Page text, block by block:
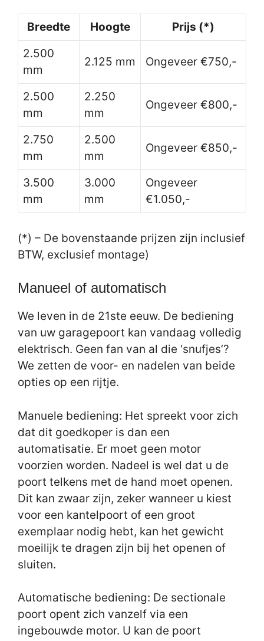
Breedte Hoogte
Prijs (*)
2.500
mm
2.125 mm Ongeveer €750,-
2.500
mm
2.250
mm
Ongeveer €800,-
2.750
mm
2.500
mm
Ongeveer €850,-
3.500
mm
3.000
mm
Ongeveer
€1.050,-
(*) – De bovenstaande prijzen zijn inclusief
BTW, exclusief montage)
Manueel of automatisch
We leven in de 21ste eeuw. De bediening
van uw garagepoort kan vandaag volledig
elektrisch. Geen fan van al die ‘snufjes’?
We zetten de voor- en nadelen van beide
opties op een rijtje.
Manuele bediening: Het spreekt voor zich
dat dit goedkoper is dan een
automatisatie. Er moet geen motor
voorzien worden. Nadeel is wel dat u de
poort telkens met de hand moet openen.
Dit kan zwaar zijn, zeker wanneer u kiest
voor een kantelpoort of een groot
exemplaar nodig hebt, kan het gewicht
moeilijk te dragen zijn bij het openen of
sluiten.
Automatische bediening: De sectionale
poort opent zich vanzelf via een
ingebouwde motor. U kan de poort